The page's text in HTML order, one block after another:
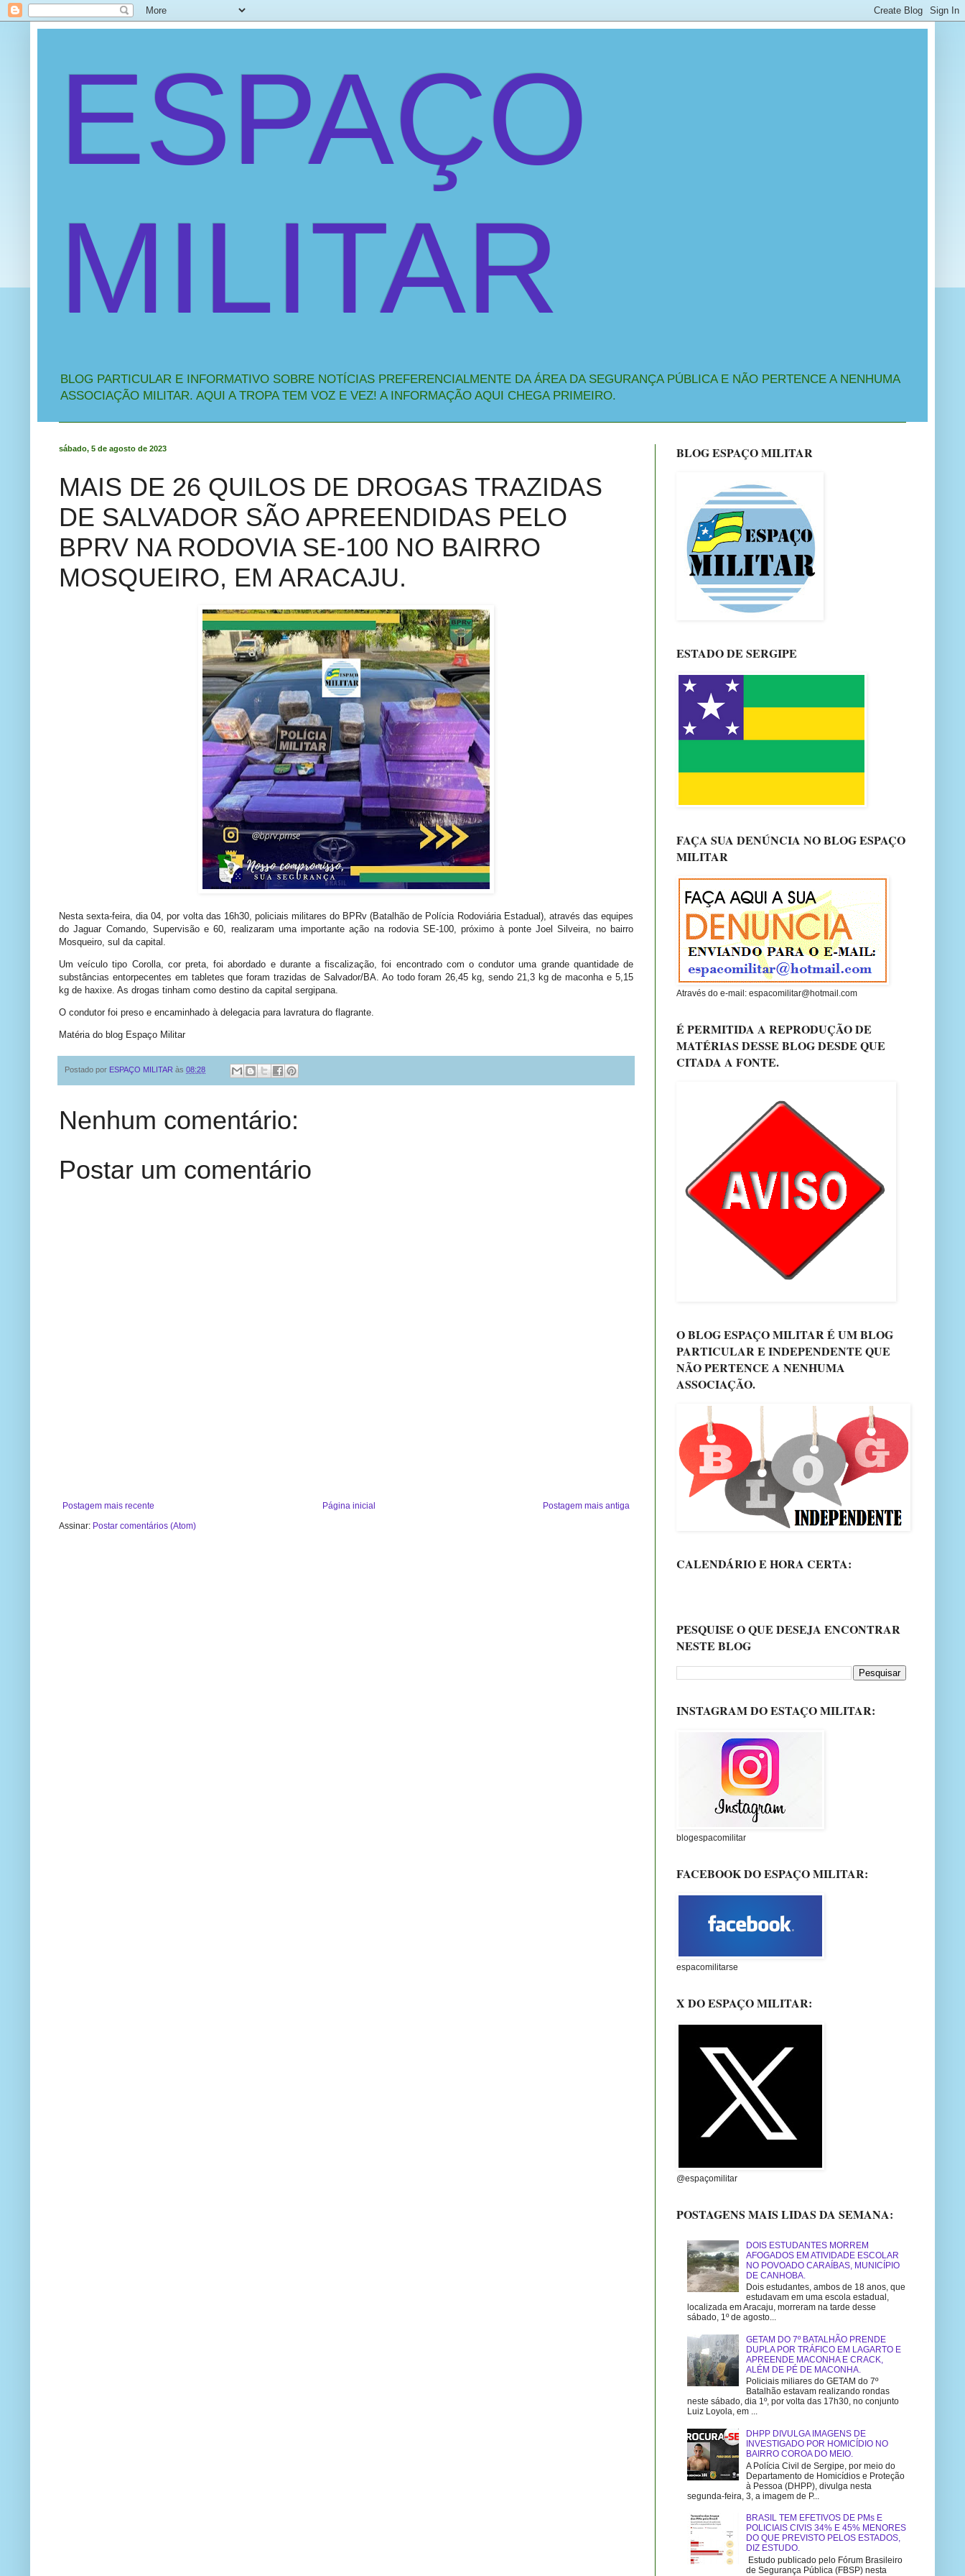
ESPAÇO
MILITAR
BLOG PARTICULAR E INFORMATIVO SOBRE NOTÍCIAS PREFERENCIALMENTE DA ÁREA DA SEGURANÇA PÚBLICA E NÃO PERTENCE A NENHUMA
ASSOCIAÇÃO MILITAR. AQUI A TROPA TEM VOZ E VEZ! A INFORMAÇÃO AQUI CHEGA PRIMEIRO.
sábado, 5 de agosto de 2023
MAIS DE 26 QUILOS DE DROGAS TRAZIDAS
DE SALVADOR SÃO APREENDIDAS PELO
BPRV NA RODOVIA SE-100 NO BAIRRO
MOSQUEIRO, EM ARACAJU.
Nesta sexta-feira, dia 04, por volta das 16h30, policiais militares do BPRv (Batalhão de Polícia Rodoviária Estadual), através das equipes
do Jaguar Comando, Supervisão e 60, realizaram uma importante ação na rodovia SE-100, próximo à ponte Joel Silveira, no bairro
Mosqueiro, sul da capital.
Um veículo tipo Corolla, cor preta, foi abordado e durante a fiscalização, foi encontrado com o condutor uma grande quantidade de
substâncias entorpecentes em tabletes que foram trazidas de Salvador/BA. Ao todo foram 26,45 kg, sendo 21,3 kg de maconha e 5,15
kg de haxixe. As drogas tinham como destino da capital sergipana.
O condutor foi preso e encaminhado à delegacia para lavratura do flagrante.
Matéria do blog Espaço Militar
Postado por ESPAÇO MILITAR às 08:28
Nenhum comentário:
Postar um comentário
Postagem mais recente Postagem mais antiga
Página inicial
Assinar: Postar comentários (Atom)
BLOG ESPAÇO MILITAR
ESTADO DE SERGIPE
FAÇA SUA DENÚNCIA NO BLOG ESPAÇO
MILITAR
Através do e-mail: espacomilitar@hotmail.com
É PERMITIDA A REPRODUÇÃO DE
MATÉRIAS DESSE BLOG DESDE QUE
CITADA A FONTE.
O BLOG ESPAÇO MILITAR É UM BLOG
PARTICULAR E INDEPENDENTE QUE
NÃO PERTENCE A NENHUMA
ASSOCIAÇÃO.
CALENDÁRIO E HORA CERTA:
PESQUISE O QUE DESEJA ENCONTRAR
NESTE BLOG
INSTAGRAM DO ESTAÇO MILITAR:
blogespacomilitar
FACEBOOK DO ESPAÇO MILITAR:
espacomilitarse
X DO ESPAÇO MILITAR:
@espaçomilitar
POSTAGENS MAIS LIDAS DA SEMANA:
DOIS ESTUDANTES MORREM
AFOGADOS EM ATIVIDADE ESCOLAR
NO POVOADO CARAÍBAS, MUNICÍPIO
DE CANHOBA.
Dois estudantes, ambos de 18 anos, que
estudavam em uma escola estadual,
localizada em Aracaju, morreram na tarde desse
sábado, 1º de agosto...
GETAM DO 7º BATALHÃO PRENDE
DUPLA POR TRÁFICO EM LAGARTO E
APREENDE MACONHA E CRACK,
ALÉM DE PÉ DE MACONHA.
Policiais miliares do GETAM do 7º
Batalhão estavam realizando rondas
neste sábado, dia 1º, por volta das 17h30, no conjunto
Luiz Loyola, em ...
DHPP DIVULGA IMAGENS DE
INVESTIGADO POR HOMICÍDIO NO
BAIRRO COROA DO MEIO.
A Polícia Civil de Sergipe, por meio do
Departamento de Homicídios e Proteção
à Pessoa (DHPP), divulga nesta
segunda-feira, 3, a imagem de P...
BRASIL TEM EFETIVOS DE PMs E
POLICIAIS CIVIS 34% E 45% MENORES
DO QUE PREVISTO PELOS ESTADOS,
DIZ ESTUDO.
Estudo publicado pelo Fórum Brasileiro
de Segurança Pública (FBSP) nesta